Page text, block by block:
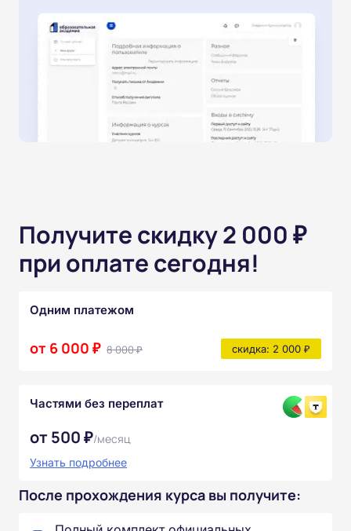
Получите скидку 2 000 ₽
при оплате сегодня!
Одним платежом
от 6 000 ₽ 8 000 ₽ скидка: 2 000 ₽
Частями без переплат
от 500 ₽/месяц
Узнать подробнее
После прохождения курса вы получите: